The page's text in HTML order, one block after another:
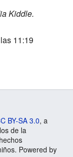
Kiddle.
11:19
BY-SA 3.0, a
de la
Powered by